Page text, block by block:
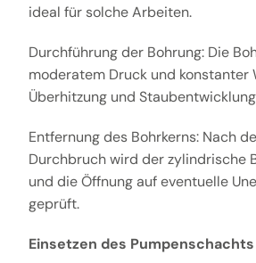
ideal für solche Arbeiten.
Durchführung der Bohrung: Die
moderatem Druck und konstanter
Überhitzung und
Entfernung des Bohrkerns: Nach
Durchbruch wird der zylindrische
und die Öffnung auf eventuelle
geprüft.
Einsetzen des Pumpenschachts